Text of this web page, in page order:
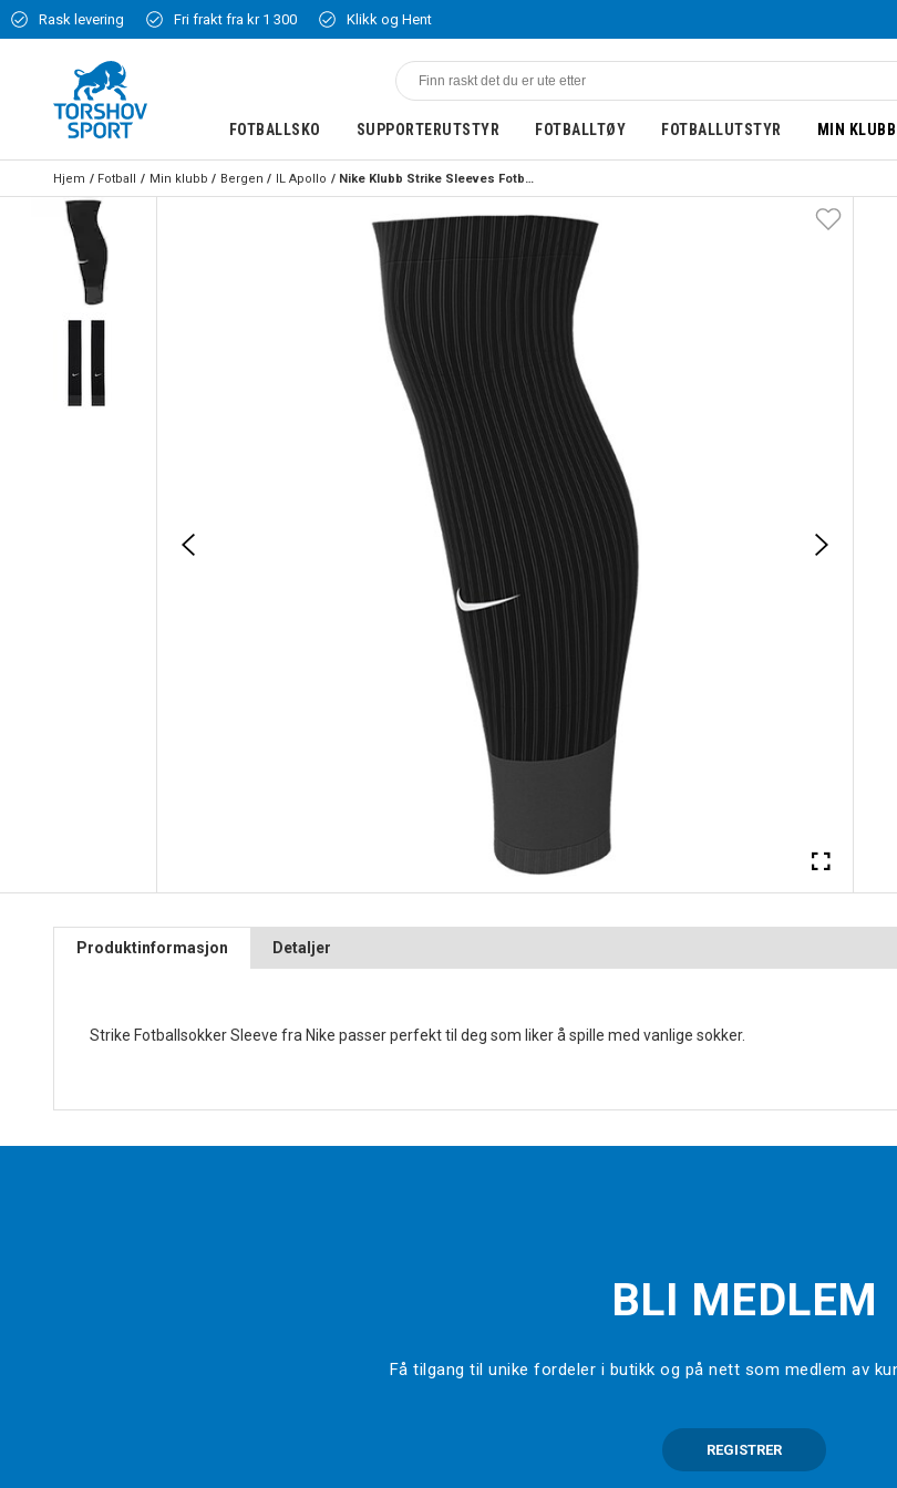
Rask levering Fri frakt fra kr 1 300 Klikk og Hent
FOTBALLSKO SUPPORTERUTSTYR FOTBALLTØY FOTBALLUTSTYR MIN KLUBB
Hjem Fotball Min klubb Bergen IL Apollo Nike Klubb Strike Sleeves Fotballstrømper Sort
Produktinformasjon Detaljer
Strike Fotballsokker Sleeve fra Nike passer perfekt til deg som liker å spille med vanlige sokker.
BLI MEDLEM
Få tilgang til unike fordeler i butikk og på nett som medlem av
REGISTRER